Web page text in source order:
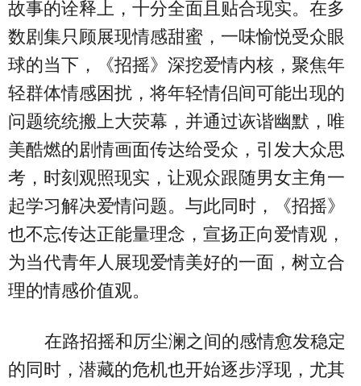
故事的诠释上，十分全面且贴合现实。在多
数剧集只顾展现情感甜蜜，一味愉悦受众眼
球的当下，《招摇》深挖爱情内核，聚焦年
轻群体情感困扰，将年轻情侣间可能出现的
问题统统搬上大荧幕，并通过诙谐幽默，唯
美酷燃的剧情画面传达给受众，引发大众思
考，时刻观照现实，让观众跟随男女主角一
起学习解决爱情问题。与此同时，《招摇》
也不忘传达正能量理念，宣扬正向爱情观，
为当代青年人展现爱情美好的一面，树立合
理的情感价值观。
在路招摇和厉尘澜之间的感情愈发稳定
的同时，潜藏的危机也开始逐步浮现，尤其